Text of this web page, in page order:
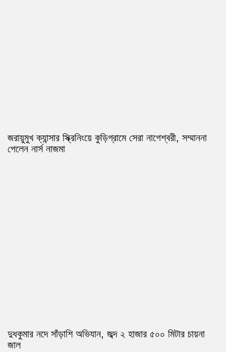
জরায়ুমুখ ক্যান্সার স্ক্রিনিংয়ে কুড়িগ্রামে সেরা নাগেশ্বরী, সম্মাননা
পেলেন নার্স নাজমা
দুধকুমার নদে সাঁড়াশি অভিযান, জব্দ ২ হাজার ৫০০ মিটার চায়না
জাল